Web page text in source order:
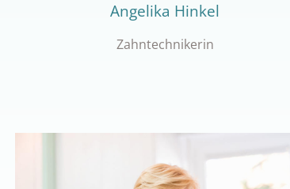
Angelika Hinkel
Zahntechnikerin